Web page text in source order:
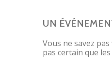
UN
Vous ne savez
pas certain que